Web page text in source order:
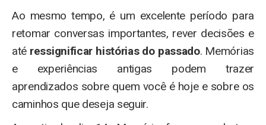
Ao mesmo tempo, é um excelente período para
retomar conversas importantes, rever decisões e
até ressignificar histórias do passado. Memórias
e experiências antigas podem trazer
aprendizados sobre quem você é hoje e sobre os
caminhos que deseja seguir.